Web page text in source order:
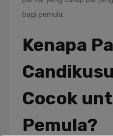
bagi pemula.
Kenapa
Cocok
Pemula?